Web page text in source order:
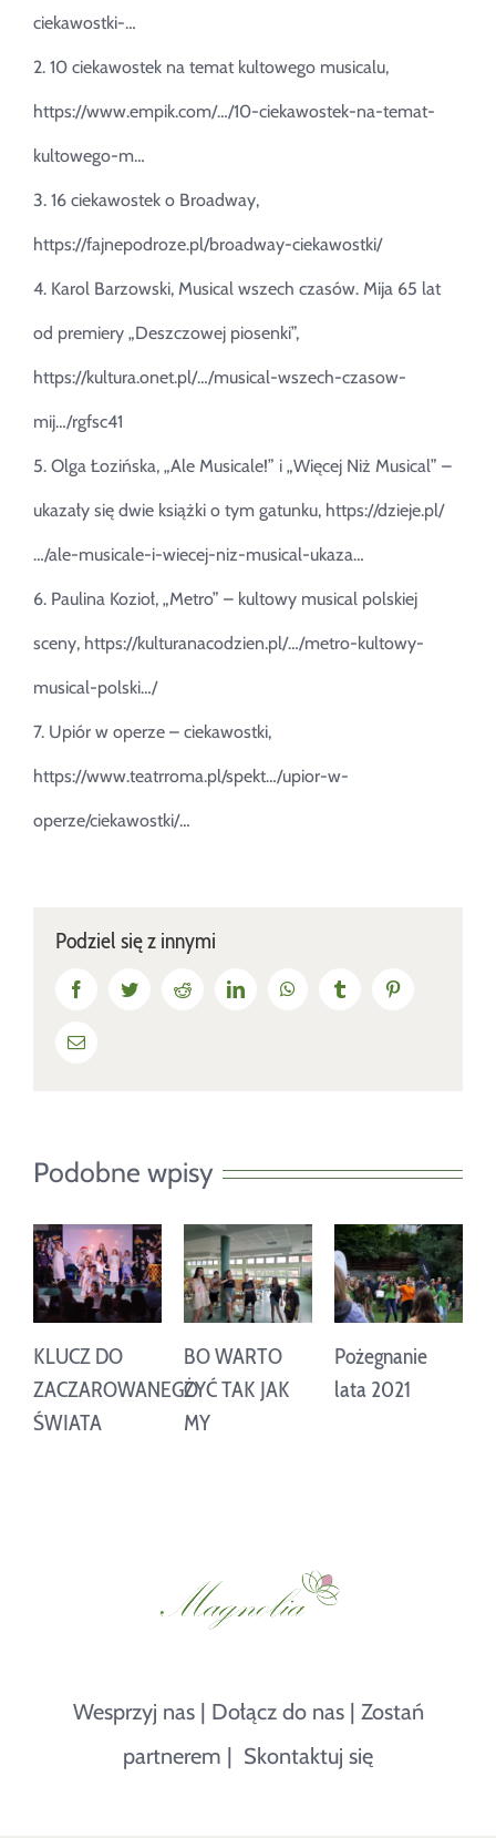
ciekawostki-…
2. 10 ciekawostek na temat kultowego musicalu,
https://www.empik.com/…/10-ciekawostek-na-temat-
kultowego-m…
3. 16 ciekawostek o Broadway,
https://fajnepodroze.pl/broadway-ciekawostki/
4. Karol Barzowski, Musical wszech czasów. Mija 65 lat
od premiery „Deszczowej piosenki”,
https://kultura.onet.pl/…/musical-wszech-czasow-
mij…/rgfsc41
5. Olga Łozińska, „Ale Musicale!” i „Więcej Niż Musical” –
ukazały się dwie książki o tym gatunku, https://dzieje.pl/
…/ale-musicale-i-wiecej-niz-musical-ukaza…
6. Paulina Kozioł, „Metro” – kultowy musical polskiej
sceny, https://kulturanacodzien.pl/…/metro-kultowy-
musical-polski…/
7. Upiór w operze – ciekawostki,
https://www.teatrroma.pl/spekt…/upior-w-
operze/ciekawostki/…
Podziel się z innymi
FacebookTwitterReddit LinkedIn WhatsAppTumblr
Email
Podobne wpisy
KLUCZ DO
ZACZAROWANEGO
ŚWIATA
BO WARTO
ŻYĆ TAK JAK
MY
Pożegnanie
lata 2021
Wesprzyj nas| Dołącz do nas| Zostań
partnerem
Skontaktuj się